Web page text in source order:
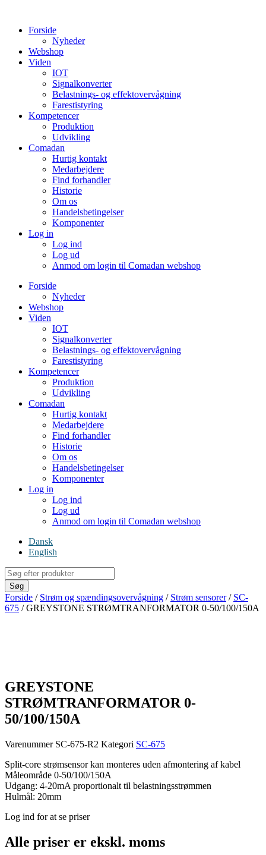
indholdForside
Nyheder
Webshop
Viden
IOT
Signalkonverter
Belastnings- og effektovervågning
Farestistyring
Kompetencer
Produktion
Udvikling
Comadan
Hurtig kontakt
Medarbejdere
Find forhandler
Historie
Om os
Handelsbetingelser
Komponenter
Log in
Log ind
Log ud
Anmod om login til Comadan webshop
Forside
Nyheder
Webshop
Viden
IOT
Signalkonverter
Belastnings- og effektovervågning
Farestistyring
Kompetencer
Produktion
Udvikling
Comadan
Hurtig kontakt
Medarbejdere
Find forhandler
Historie
Om os
Handelsbetingelser
Komponenter
Log in
Log ind
Log ud
Anmod om login til Comadan webshop
Dansk
English
Products
search
Søg
Forside / Strøm og spændingsovervågning / Strøm sensorer/ SC-
675 / GREYSTONE STRØMTRANFORMATOR 0-50/100/150A
GREYSTONE
STRØMTRANFORMATOR 0-
50/100/150A
Varenummer SC-675-R2 Kategori SC-675
Split-core strømsensor kan monteres uden afmontering af kabel
Måleområde 0-50/100/150A
Udgang: 4-20mA proportionalt til belastningsstrømmen
Hulmål: 20mm
Log ind for at se priser
Alle priser er ekskl. moms